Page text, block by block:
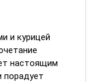
и курицей
настоящим
порадует